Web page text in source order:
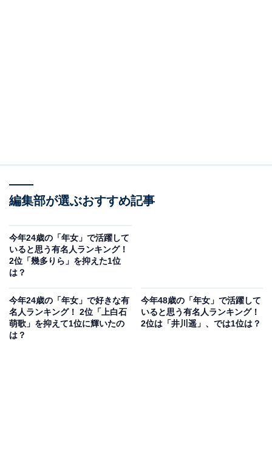
編集部が選ぶおすすめ記事
今年24歳の「年女」で活躍して
いると思う有名人ランキング！
2位「幾多りら」を抑えた1位
は？
今年24歳の「年女」で好きな有
名人ランキング！ 2位「上白石
萌歌」を抑えて1位に輝いたの
は？
今年48歳の「年女」で活躍して
いると思う有名人ランキング！
2位は「井川遥」、では1位は？